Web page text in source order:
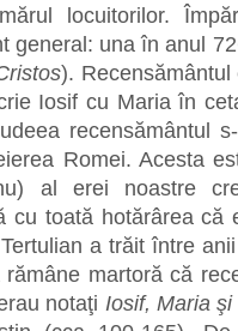
locuitorilor.
general: una în anul
).
Iosif cu Maria în
recensământul
Romei. Acesta
al erei noastre
cu toată hotărârea
a trăit între
martoră că
notaţi Iosif, Maria şi